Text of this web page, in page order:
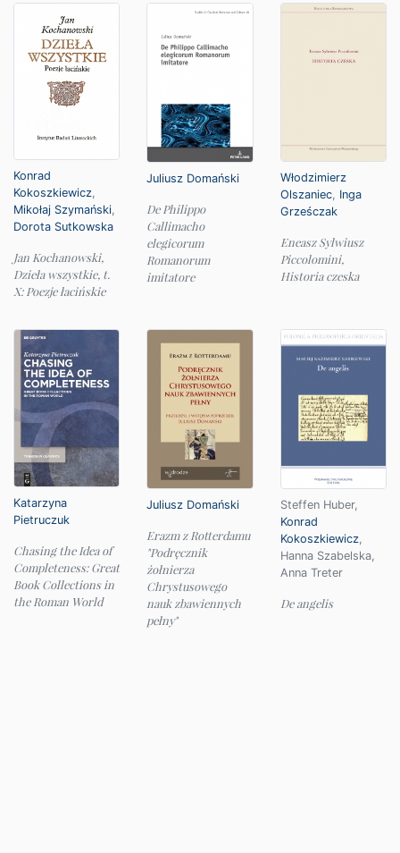
Konrad
Kokoszkiewicz,
Mikołaj Szymański,
Dorota Sutkowska
Jan Kochanowski,
Dzieła wszystkie, t.
X: Poezje łacińskie
Juliusz Domański
De Philippo
Callimacho
elegicorum
Romanorum
imitatore
Włodzimierz
Olszaniec, Inga
Grześczak
Eneasz Sylwiusz
Piccolomini,
Historia czeska
Katarzyna
Pietruczuk
Chasing the Idea of
Completeness: Great
Book Collections in
the Roman World
Juliusz Domański
Erazm z Rotterdamu
"Podręcznik
żołnierza
Chrystusowego
nauk zbawiennych
pełny"
Steffen Huber,
Konrad
Kokoszkiewicz,
Hanna Szabelska,
Anna Treter
De angelis